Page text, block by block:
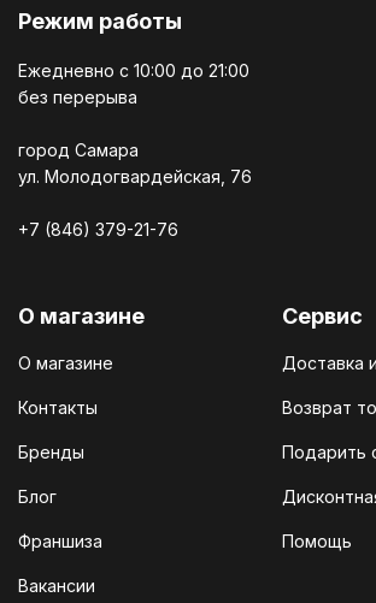
Режим работы
Ежедневно c 10:00 до 21:00
без перерыва
город Самара
ул. Молодогвардейская, 76
+7 (846) 379-21-76
О магазине
О магазине
Контакты
Бренды
Блог
Франшиза
Вакансии
Сервис
Доставка
Возврат
Подарить
Помощь